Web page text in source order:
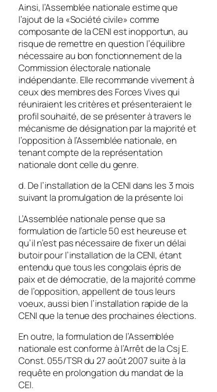
Ainsi, l’Assemblée nationale estime que
l’ajout de la «Société civile» comme
composante de la CENI est inopportun, au
risque de remettre en question l’équilibre
nécessaire au bon fonctionnement de la
Commission électorale nationale
indépendante. Elle recommande vivement à
ceux des membres des Forces Vives qui
réuniraient les critères et présenteraient le
profil souhaité, de se présenter à travers le
mécanisme de désignation par la majorité et
l’opposition à l’Assemblée nationale, en
tenant compte de la représentation
nationale dont celle du genre.
d. De l’installation de la CENI dans les 3 mois
suivant la promulgation de la présente loi
L’Assemblée nationale pense que sa
formulation de l’article 50 est heureuse et
qu’il n’est pas nécessaire de fixer un délai
butoir pour l’installation de la CENI, étant
entendu que tous les congolais épris de
paix et de démocratie, de la majorité comme
de l’opposition, appellent de tous leurs
voeux, aussi bien l’installation rapide de la
CENI que la tenue des prochaines élections.
En outre, la formulation de l’Assemblée
nationale est conforme à l’Arrêt de la Csj E.
Const. 055/TSR du 27 août 2007 suite à la
requête en prolongation du mandat de la
CEI.